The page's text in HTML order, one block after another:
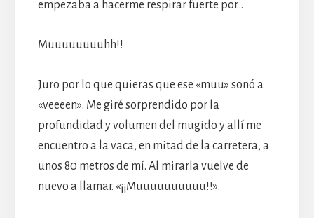
empezaba a hacerme respirar fuerte por…
Muuuuuuuuhh!!
Juro por lo que quieras que ese «muu» sonó a
«veeeen». Me giré sorprendido por la
profundidad y volumen del mugido y allí me
encuentro a la vaca, en mitad de la carretera, a
unos 80 metros de mí. Al mirarla vuelve de
nuevo a llamar. «¡¡Muuuuuuuuuu!!».